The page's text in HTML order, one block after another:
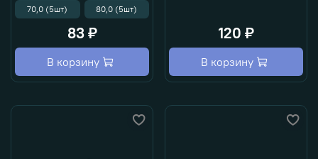
70,0 (5шт) 80,0 (5шт)
83 ₽
В корзину
120 ₽
В корзину